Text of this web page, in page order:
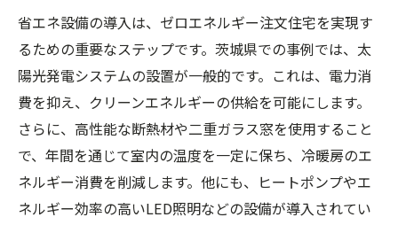
省エネ設備の導入は、ゼロエネルギー注文住宅を実現す
るための重要なステップです。茨城県での事例では、太
陽光発電システムの設置が一般的です。これは、電力消
費を抑え、クリーンエネルギーの供給を可能にします。
さらに、高性能な断熱材や二重ガラス窓を使用すること
で、年間を通じて室内の温度を一定に保ち、冷暖房のエ
ネルギー消費を削減します。他にも、ヒートポンプやエ
ネルギー効率の高いLED照明などの設備が導入されてい